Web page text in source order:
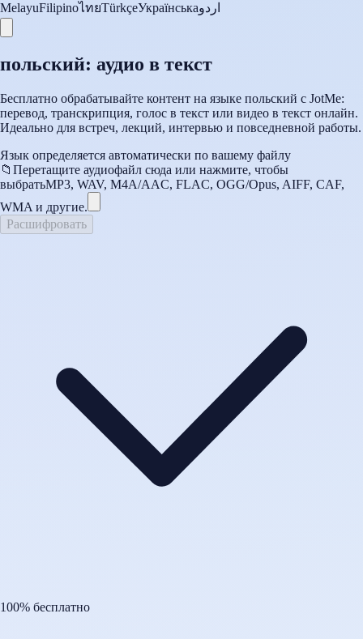
MelayuFilipinoไทยTürkçeУкраїнськаاردو
польский: аудио в текст
Бесплатно обрабатывайте контент на языке польский с JotMe:
перевод, транскрипция, голос в текст или видео в текст онлайн.
Идеально для встреч, лекций, интервью и повседневной работы.
Язык определяется автоматически по вашему файлу
📁 Перетащите аудиофайл сюда или нажмите, чтобы
выбратьMP3, WAV, M4A/AAC, FLAC, OGG/Opus, AIFF, CAF,
WMA и другие.
Расшифровать
100% бесплатно